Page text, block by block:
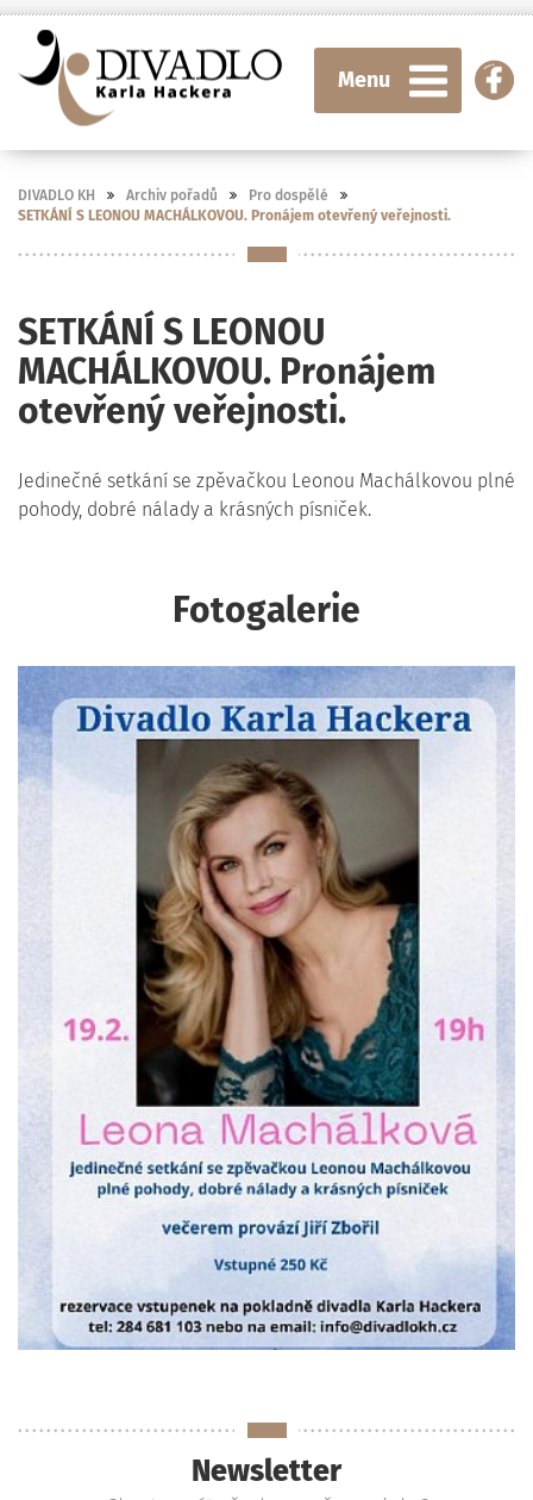
Menu
DIVADLO KH Archiv pořadů
Pro dospělé
SETKÁNÍ S LEONOU MACHÁLKOVOU. Pronájem otevřený veřejnosti.
SETKÁNÍ S LEONOU
MACHÁLKOVOU. Pronájem
otevřený veřejnosti.
Jedinečné setkání se zpěvačkou Leonou Machálkovou plné
pohody, dobré nálady a krásných písniček.
Fotogalerie
Newsletter